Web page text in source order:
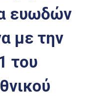
ευωδών
με την
του